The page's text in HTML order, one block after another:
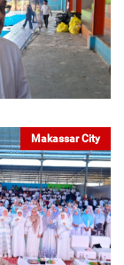
Makassar City